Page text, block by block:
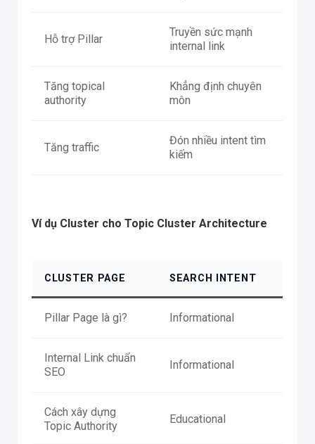
Hỗ trợ Pillar
Truyền sức mạnh
internal link
Tăng topical
authority
Khẳng định chuyên
môn
Tăng traffic
Đón nhiều intent tìm
kiếm
Ví dụ Cluster cho Topic Cluster Architecture
CLUSTER PAGE SEARCH INTENT
Pillar Page là gì? Informational
Internal Link chuẩn
SEO
Informational
Cách xây dựng
Topic Authority
Educational